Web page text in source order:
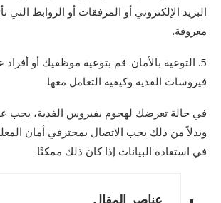
البريد الإلكتروني أو المرفقات أو الروابط
معروفة.
5. التوعية بالأمان: قم بتوعية موظفيك أو أفراد
فيروسات الفدية وكيفية التعامل معها.
في حالة تعرضك لهجوم بفيروس الفدية، يجب
وبدلاً من ذلك يجب الاتصال بمحترفي أمان
في استعادة البيانات إذا كان ذلك ممكنًا.
عناصر المقال